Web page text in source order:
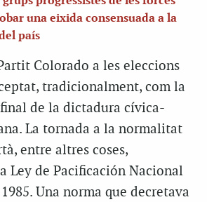
una eixida consensuada a la
país
Colorado a les eleccions
tradicionalment, com la
de la dictadura cívica-
La tornada a la normalitat
entre altres coses,
Ley de Pacificación Nacional
Una norma que decretava